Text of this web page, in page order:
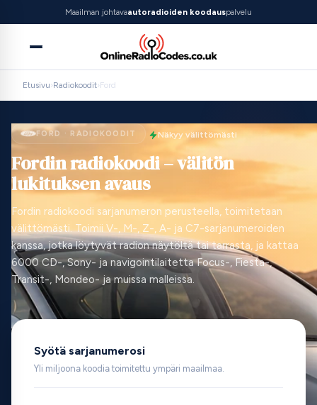
Maailman johtavaautoradioiden koodauspalvelu
Etusivu›Radiokoodit›Ford
FORD · RADIOKOODIT Näkyy välittömästi
Fordin radiokoodi – välitön
lukituksen avaus
Fordin radiokoodi sarjanumeron perusteella, toimitetaan
välittömästi. Toimii V-, M-, Z-, A- ja C7-sarjanumeroiden
kanssa, jotka löytyvät radion näytöltä tai tarrasta, ja kattaa
6000 CD-, Sony- ja navigointilaitetta Focus-, Fiesta-,
Transit-, Mondeo- ja muissa malleissa.
Syötä sarjanumerosi
Yli miljoona koodia toimitettu ympäri maailmaa.